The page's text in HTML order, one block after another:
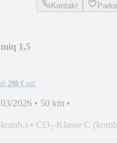
Kontakt
1,5
298 € mtl.
2026 • 50 km •
• CO₂-Klasse C